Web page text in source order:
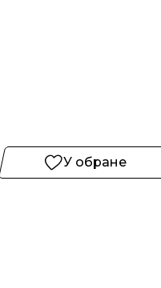
У обране